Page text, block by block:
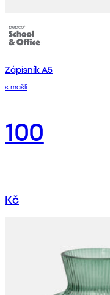
Zápisník A5
s mašlí
100
Kč